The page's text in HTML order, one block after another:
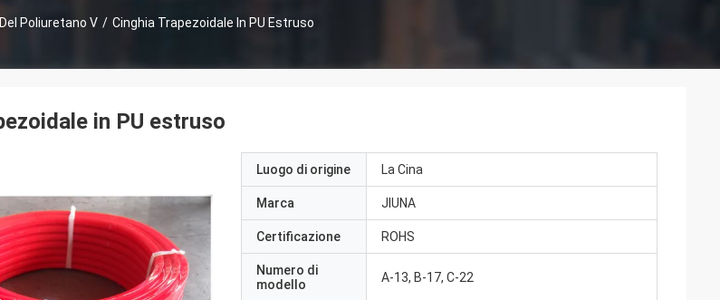
Poliuretano V / Cinghia Trapezoidale In PU Estruso
in PU estruso
Luogo di origine La Cina
Marca JIUNA
Certificazione ROHS
Numero di
modello
A-13, B-17, C-22